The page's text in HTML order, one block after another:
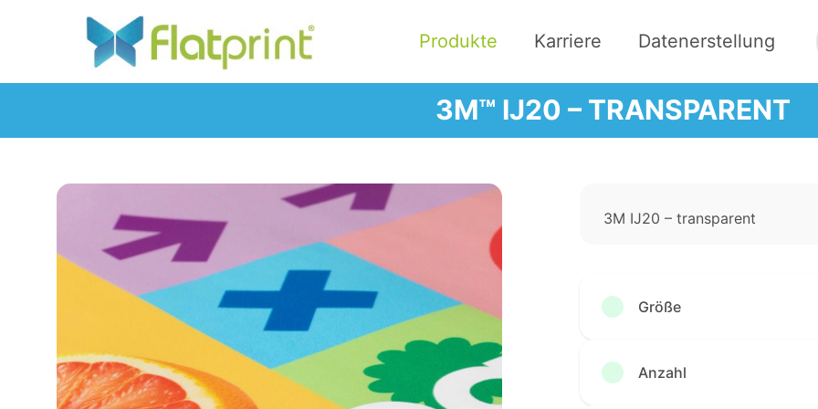
Produkte Karriere Datenerstellung
3M™ IJ20 – TRANSPARENT
3M IJ20 – transparent